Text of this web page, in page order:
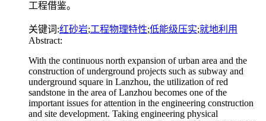
工程借鉴。
关键词:红砂岩;工程物理特性;低能级压实;就地利用
Abstract:
With the continuous north expansion of urban area and the
construction of underground projects such as subway and
underground square in Lanzhou, the utilization of red
sandstone in the area of Lanzhou becomes one of the
important issues for attention in the engineering construction
and site development. Taking engineering physical